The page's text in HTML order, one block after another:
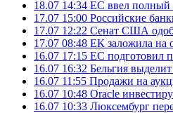
18.07 14:34 ЕС ввел полный
17.07 15:00 Российские
17.07 12:22 Сенат США
17.07 08:48 ЕК заложила на
16.07 17:15 ЕС подготовил
16.07 16:32 Бельгия
16.07 11:55 Продажи на
16.07 10:48 Oracle
16.07 10:33 Люксембург